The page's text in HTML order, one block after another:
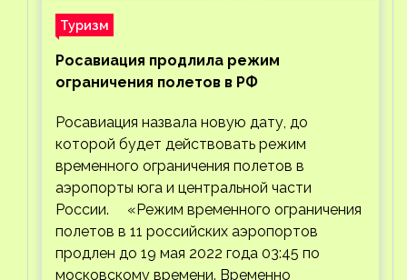
Туризм
Росавиация продлила режим
ограничения полетов в РФ
Росавиация назвала новую дату, до
которой будет действовать режим
временного ограничения полетов в
аэропорты юга и центральной части
России. «Режим временного ограничения
полетов в 11 российских аэропортов
продлен до 19 мая 2022 года 03:45 по
московскому времени. Временно